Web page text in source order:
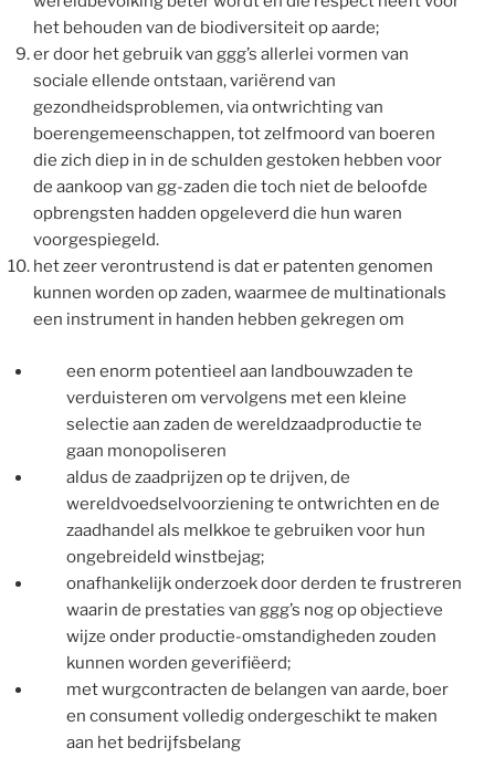
het behouden van de biodiversiteit op aarde;
er door het gebruik van ggg’s allerlei vormen van
sociale ellende ontstaan, variërend van
gezondheidsproblemen, via ontwrichting van
boerengemeenschappen, tot zelfmoord van boeren
die zich diep in in de schulden gestoken hebben voor
de aankoop van gg-zaden die toch niet de beloofde
opbrengsten hadden opgeleverd die hun waren
voorgespiegeld.
het zeer verontrustend is dat er patenten genomen
kunnen worden op zaden, waarmee de multinationals
een instrument in handen hebben gekregen om
een enorm potentieel aan landbouwzaden te
verduisteren om vervolgens met een kleine
selectie aan zaden de wereldzaadproductie te
gaan monopoliseren
aldus de zaadprijzen op te drijven, de
wereldvoedselvoorziening te ontwrichten en de
zaadhandel als melkkoe te gebruiken voor hun
ongebreideld winstbejag;
onafhankelijk onderzoek door derden te frustreren
waarin de prestaties van ggg’s nog op objectieve
wijze onder productie-omstandigheden zouden
kunnen worden geverifiëerd;
met wurgcontracten de belangen van aarde, boer
en consument volledig ondergeschikt te maken
aan het bedrijfsbelang